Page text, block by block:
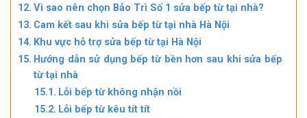
Vì sao nên chọn Bảo Trì Số 1 sửa bếp từ tại nhà?
Cam kết sau khi sửa bếp từ tại nhà Hà Nội
Khu vực hỗ trợ sửa bếp từ tại Hà Nội
Hướng dẫn sử dụng bếp từ bền hơn sau khi sửa bếp
từ tại nhà
Lỗi bếp từ không nhận nồi
Lỗi bếp từ kêu tít tít